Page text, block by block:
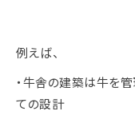
例えば、
・牛舎の建築は牛を
ての設計